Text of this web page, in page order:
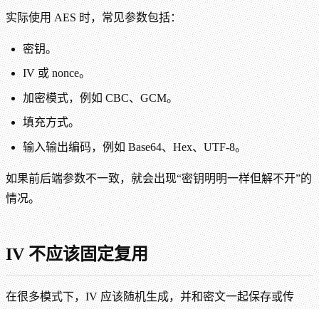
实际使用 AES 时，常见参数包括：
密钥。
IV 或 nonce。
加密模式，例如 CBC、GCM。
填充方式。
输入输出编码，例如 Base64、Hex、UTF-8。
如果前后端参数不一致，就会出现“密钥明明一样但解不开”的
情况。
IV 不应该固定复用
在很多模式下，IV 应该随机生成，并和密文一起保存或传